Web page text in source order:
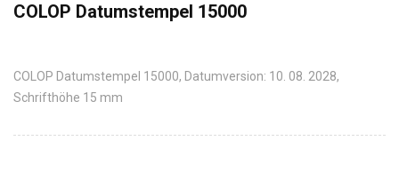
COLOP Datumstempel 15000
COLOP Datumstempel 15000, Datumversion: 10. 08. 2028,
Schrifthöhe 15 mm